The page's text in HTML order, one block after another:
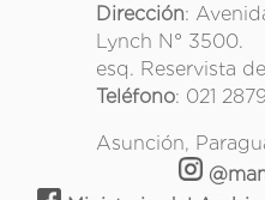
Dirección:
Lynch N° 3500.
esq. Reservista
Teléfono: 021
Asunción,